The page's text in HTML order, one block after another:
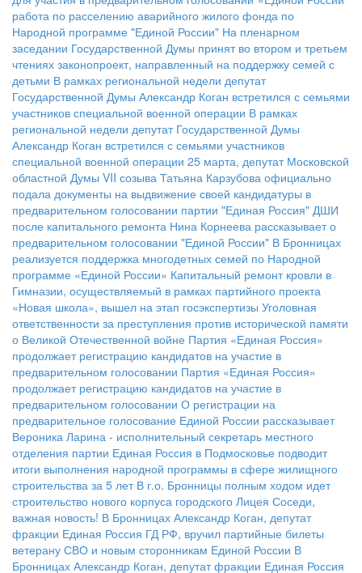
работа по расселению аварийного жилого фонда по
Народной программе "Единой России" На пленарном
заседании Государственной Думы принят во втором и третьем
чтениях законопроект, направленный на поддержку семей с
детьми В рамках региональной недели депутат
Государственной Думы Александр Коган встретился с семьями
участников специальной военной операции В рамках
региональной недели депутат Государственной Думы
Александр Коган встретился с семьями участников
специальной военной операции 25 марта, депутат Московской
областной Думы VII созыва Татьяна Карзубова официально
подала документы на выдвижение своей кандидатуры в
предварительном голосовании партии "Единая Россия" ДШИ
после капитального ремонта Нина Корнеева рассказывает о
предварительном голосовании "Единой России" В Бронницах
реализуется поддержка многодетных семей по Народной
программе «Единой России» Капитальный ремонт кровли в
Гимназии, осуществляемый в рамках партийного проекта
«Новая школа», вышел на этап госэкспертизы Уголовная
ответственности за преступления против исторической памяти
о Великой Отечественной войне Партия «Единая Россия»
продолжает регистрацию кандидатов на участие в
предварительном голосовании Партия «Единая Россия»
продолжает регистрацию кандидатов на участие в
предварительном голосовании О регистрации на
предварительное голосование Единой России рассказывает
Вероника Ларина - исполнительный секретарь местного
отделения партии Единая Россия в Подмосковье подводит
итоги выполнения народной программы в сфере жилищного
строительства за 5 лет В г.о. Бронницы полным ходом идет
строительство нового корпуса городского Лицея Соседи,
важная новость! В Бронницах Александр Коган, депутат
фракции Единая Россия ГД РФ, вручил партийные билеты
ветерану СВО и новым сторонникам Единой России В
Бронницах Александр Коган, депутат фракции Единая Россия